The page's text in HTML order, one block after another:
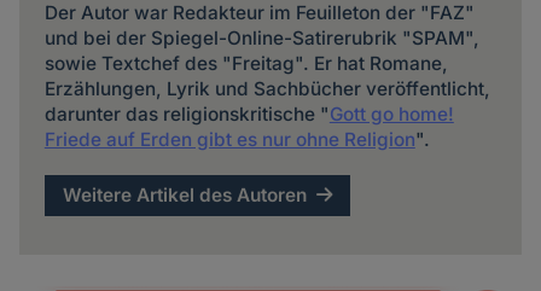
Der Autor war Redakteur im Feuilleton der "FAZ"
und bei der Spiegel-Online-Satirerubrik "SPAM",
sowie Textchef des "Freitag". Er hat Romane,
Erzählungen, Lyrik und Sachbücher veröffentlicht,
darunter das religionskritische "Gott go home!
Friede auf Erden gibt es nur ohne Religion".
Weitere Artikel des Autoren